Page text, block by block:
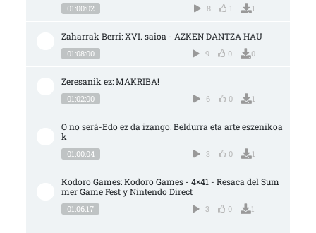
01:00:02 8 1 1
Zaharrak Berri: XVI. saioa - AZKEN DANTZA HAU
01:08:00 9 0 0
Zeresanik ez: MAKRIBA!
01:02:00 6 0 1
O no será-Edo ez da izango: Beldurra eta arte eszenikoa
k
01:00:04 3 0 1
Kodoro Games: Kodoro Games - 4×41 - Resaca del Sum
mer Game Fest y Nintendo Direct
01:06:17 3 0 1